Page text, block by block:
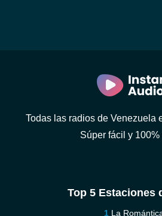
Todas las radios de Venezuela
Súper fácil y 100%
Top 5 Estaciones
La